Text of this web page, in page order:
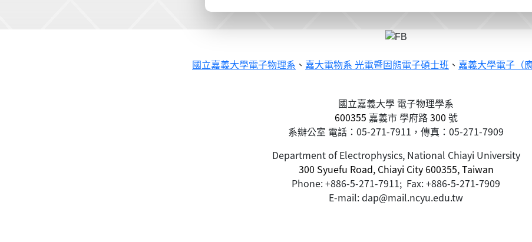
國立嘉義大學電子物理系 、 嘉大電物系 光電暨固態電子碩士班 、 嘉義大學電子（
國立嘉義大學 電子物理學系
600355 嘉義市學府路300 號
系辦公室 電話：05-271-7911，傳真：05-271-7909
Department of Electrophysics, National Chiayi University
300 Syuefu Road, Chiayi City 600355, Taiwan
Phone: +886-5-271-7911; Fax: +886-5-271-7909
E-mail: dap@mail.ncyu.edu.tw